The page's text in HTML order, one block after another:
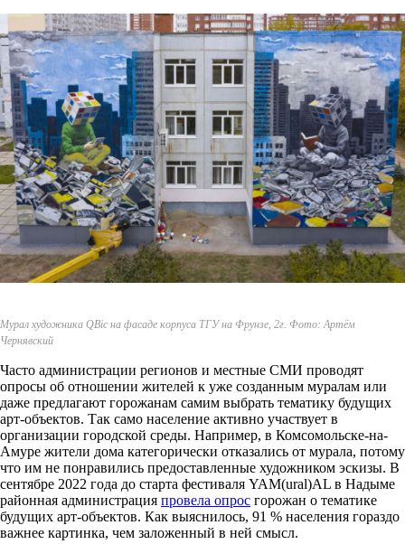
Мурал художника QBic на фасаде корпуса ТГУ на Фрунзе, 2г. Фото: Артём
Чернявский
Часто администрации регионов и местные СМИ проводят
опросы об отношении жителей к уже созданным муралам или
даже предлагают горожанам самим выбрать тематику будущих
арт-объектов. Так само население активно участвует в
организации городской среды. Например, в Комсомольске-на-
Амуре жители дома категорически отказались от мурала, потому
что им не понравились предоставленные художником эскизы. В
сентябре 2022 года до старта фестиваля YAM(ural)AL в Надыме
районная администрация провела опрос горожан о тематике
будущих арт-объектов. Как выяснилось, 91 % населения гораздо
важнее картинка, чем заложенный в ней смысл.